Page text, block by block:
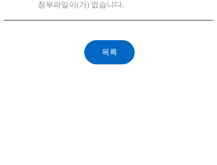
첨부파일이(가) 없습니다.